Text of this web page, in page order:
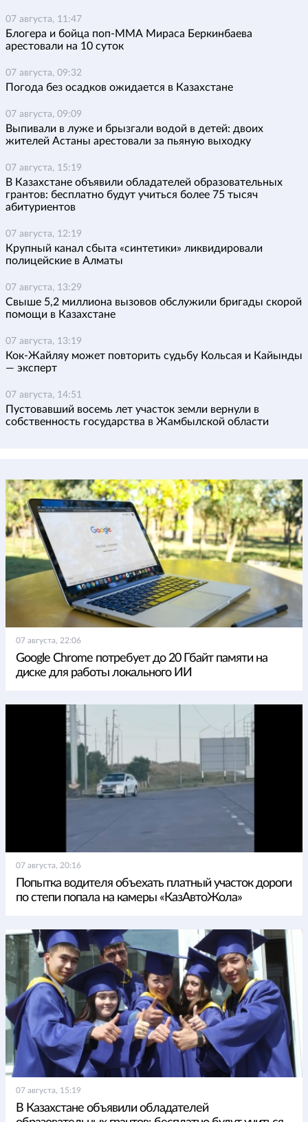
07 августа, 11:47
Блогера и бойца поп-ММА Мираса Беркинбаева
арестовали на 10 суток
07 августа, 09:32
Погода без осадков ожидается в Казахстане
07 августа, 09:09
Выпивали в луже и брызгали водой в детей: двоих
жителей Астаны арестовали за пьяную выходку
07 августа, 15:19
В Казахстане объявили обладателей образовательных
грантов: бесплатно будут учиться более 75 тысяч
абитуриентов
07 августа, 12:19
Крупный канал сбыта «синтетики» ликвидировали
полицейские в Алматы
07 августа, 13:29
Свыше 5,2 миллиона вызовов обслужили бригады скорой
помощи в Казахстане
07 августа, 13:19
Кок-Жайляу может повторить судьбу Кольсая и Кайынды
— эксперт
07 августа, 14:51
Пустовавший восемь лет участок земли вернули в
собственность государства в Жамбылской области
07 августа, 22:06
Google Chrome потребует до 20 Гбайт памяти на
диске для работы локального ИИ
07 августа, 20:16
Попытка водителя объехать платный участок дороги
по степи попала на камеры «КазАвтоЖола»
07 августа, 15:19
В Казахстане объявили обладателей